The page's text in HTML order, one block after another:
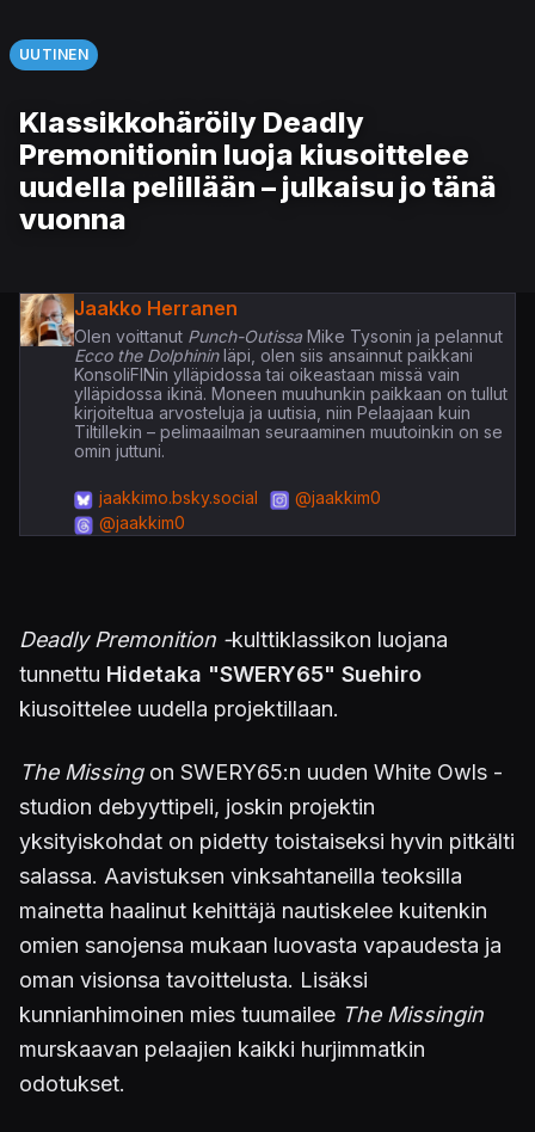
UUTINEN
Klassikkohäröily Deadly
Premonitionin luoja kiusoittelee
uudella pelillään – julkaisu jo tänä
vuonna
Jaakko Herranen
Olen voittanutPunch-OutissaMike Tysonin ja pelannut
Ecco the Dolphininläpi, olen siis ansainnut paikkani
KonsoliFINin ylläpidossa tai oikeastaan missä vain
ylläpidossa ikinä. Moneen muuhunkin paikkaan on tullut
kirjoiteltua arvosteluja ja uutisia, niin Pelaajaan kuin
Tiltillekin – pelimaailman seuraaminen muutoinkin on se
omin juttuni.
jaakkimo.bsky.social
@jaakkim0
@jaakkim0
Deadly Premonition -kulttiklassikon luojana
tunnettu Hidetaka "SWERY65" Suehiro
kiusoittelee uudella projektillaan.
The Missingon SWERY65:n uuden White Owls -
studion debyyttipeli, joskin projektin
yksityiskohdat on pidetty toistaiseksi hyvin pitkälti
salassa. Aavistuksen vinksahtaneilla teoksilla
mainetta haalinut kehittäjä nautiskelee kuitenkin
omien sanojensa mukaan luovasta vapaudesta ja
oman visionsa tavoittelusta. Lisäksi
kunnianhimoinen mies tuumailee The Missingin
murskaavan pelaajien kaikki hurjimmatkin
odotukset.